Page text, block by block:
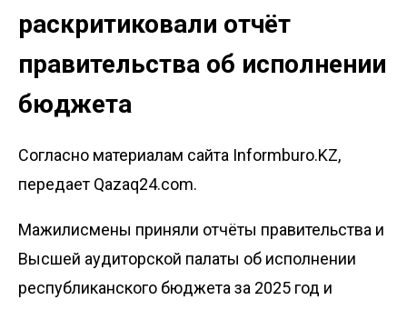
раскритиковали отчёт
правительства об исполнении
бюджета
Согласно материалам сайта Informburo.KZ,
передает Qazaq24.com.
Мажилисмены приняли отчёты правительства и
Высшей аудиторской палаты об исполнении
республиканского бюджета за 2025 год и